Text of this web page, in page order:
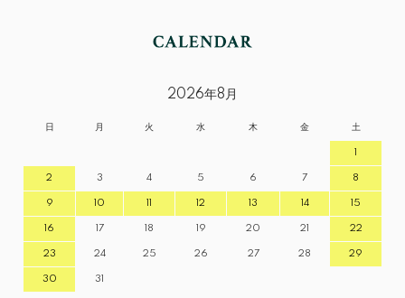
2026年8月
日 月 火 水 木 金 土
1
2 3 4 5 6 7 8
9 10 11 12 13 14 15
16 17 18 19 20 21 22
23 24 25 26 27 28 29
30 31